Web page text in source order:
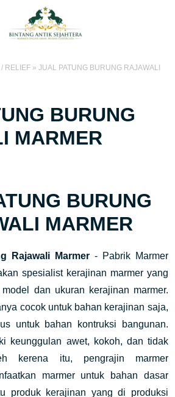
RELIEF »JUAL PATUNG BURUNG RAJAWALI
BURUNG
MARMER
BURUNG
MARMER
Rajawali Marmer- Pabrik Marmer
spesialist kerajinan marmer yang
dan ukuran kerajinan marmer.
cocok untuk bahan kerajinan saja,
untuk bahan kontruksi bangunan.
keunggulan awet, kokoh, dan tidak
kerena itu, pengrajin marmer
marmer untuk bahan dasar
produk kerajinan yang di produksi